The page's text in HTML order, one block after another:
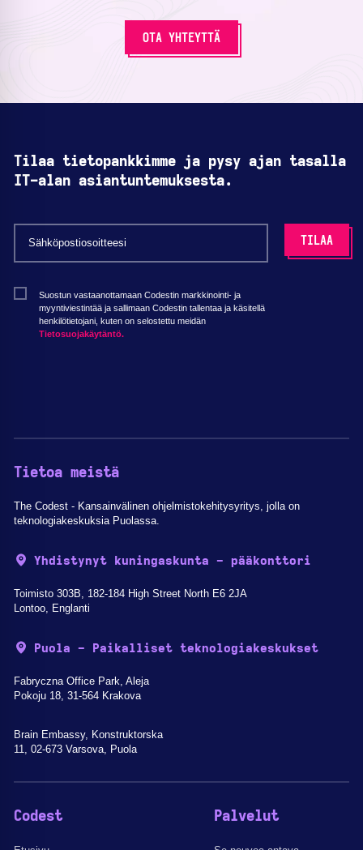
OTA YHTEYTTÄ
Tilaa tietopankkimme ja pysy ajan tasalla
IT-alan asiantuntemuksesta.
Suostun vastaanottamaan Codestin markkinointi- ja
myyntiviestintää ja sallimaan Codestin tallentaa ja käsitellä
henkilötietojani, kuten on selostettu meidän
Tietosuojakäytäntö.
Tietoa meistä
The Codest - Kansainvälinen ohjelmistokehitysyritys, jolla on
teknologiakeskuksia Puolassa.
Yhdistynyt kuningaskunta - pääkonttori
Toimisto 303B, 182-184 High Street North E6 2JA
Lontoo, Englanti
Puola - Paikalliset teknologiakeskukset
Fabryczna Office Park, Aleja
Pokoju 18, 31-564 Krakova
Brain Embassy, Konstruktorska
11, 02-673 Varsova, Puola
Codest Palvelut